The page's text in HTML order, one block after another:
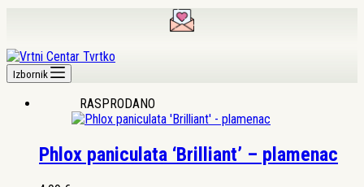
Izbornik
RASPRODANO
Phlox paniculata ‘Brilliant’ – plamenac